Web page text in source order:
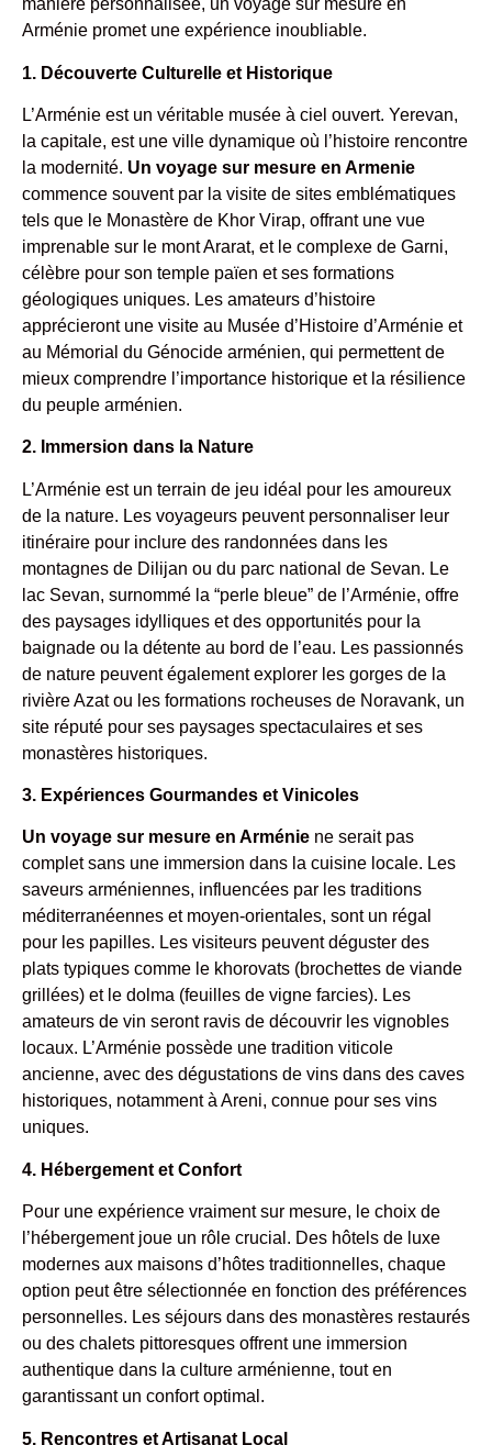
manière personnalisée, un voyage sur mesure en
Arménie promet une expérience inoubliable.
1. Découverte Culturelle et Historique
L’Arménie est un véritable musée à ciel ouvert. Yerevan,
la capitale, est une ville dynamique où l’histoire rencontre
la modernité. Un voyage sur mesure en Armenie
commence souvent par la visite de sites emblématiques
tels que le Monastère de Khor Virap, offrant une vue
imprenable sur le mont Ararat, et le complexe de Garni,
célèbre pour son temple païen et ses formations
géologiques uniques. Les amateurs d’histoire
apprécieront une visite au Musée d’Histoire d’Arménie et
au Mémorial du Génocide arménien, qui permettent de
mieux comprendre l’importance historique et la résilience
du peuple arménien.
2. Immersion dans la Nature
L’Arménie est un terrain de jeu idéal pour les amoureux
de la nature. Les voyageurs peuvent personnaliser leur
itinéraire pour inclure des randonnées dans les
montagnes de Dilijan ou du parc national de Sevan. Le
lac Sevan, surnommé la “perle bleue” de l’Arménie, offre
des paysages idylliques et des opportunités pour la
baignade ou la détente au bord de l’eau. Les passionnés
de nature peuvent également explorer les gorges de la
rivière Azat ou les formations rocheuses de Noravank, un
site réputé pour ses paysages spectaculaires et ses
monastères historiques.
3. Expériences Gourmandes et Vinicoles
Un voyage sur mesure en Arménie ne serait pas
complet sans une immersion dans la cuisine locale. Les
saveurs arméniennes, influencées par les traditions
méditerranéennes et moyen-orientales, sont un régal
pour les papilles. Les visiteurs peuvent déguster des
plats typiques comme le khorovats (brochettes de viande
grillées) et le dolma (feuilles de vigne farcies). Les
amateurs de vin seront ravis de découvrir les vignobles
locaux. L’Arménie possède une tradition viticole
ancienne, avec des dégustations de vins dans des caves
historiques, notamment à Areni, connue pour ses vins
uniques.
4. Hébergement et Confort
Pour une expérience vraiment sur mesure, le choix de
l’hébergement joue un rôle crucial. Des hôtels de luxe
modernes aux maisons d’hôtes traditionnelles, chaque
option peut être sélectionnée en fonction des préférences
personnelles. Les séjours dans des monastères restaurés
ou des chalets pittoresques offrent une immersion
authentique dans la culture arménienne, tout en
garantissant un confort optimal.
5. Rencontres et Artisanat Local